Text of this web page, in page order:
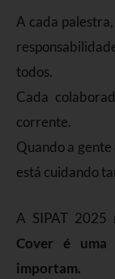
A cada
todos.
Cada
corrente.
Quando a
está cuidando
A SIPAT 2025
Cover é uma
importam.